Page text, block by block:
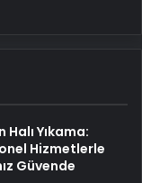
Halı Yıkama:
Hizmetlerle
Güvende